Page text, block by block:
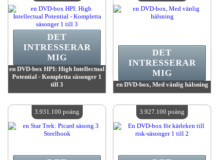
en DVD-box HPI: High Intellectual
Potential - Kompletta säsonger 1
till 3
Antal tillgängliga:4
DET
INTRESSERAR
MIG
en DVD-box, Med vänlig hälsning
Antal tillgängliga:4
DET
INTRESSERAR
MIG
3.931.100 poäng 3.927.100 poäng